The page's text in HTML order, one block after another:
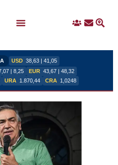
IngresoContacto
USD 38,63 | 41,05
| 8,25 EUR 43,67 | 48,32
URA 1.870,44 CRA 1,0248